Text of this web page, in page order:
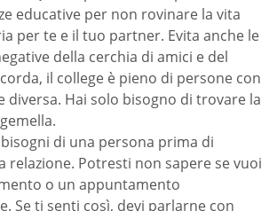
educative per non rovinare la vita
per te e il tuo partner. Evita anche le
della cerchia di amici e del
il college è pieno di persone con
diversa. Hai solo bisogno di trovare la
di una persona prima di
relazione. Potresti non sapere se vuoi
o un appuntamento
Se ti senti così, devi parlarne con